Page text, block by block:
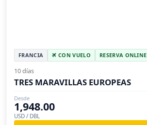
FRANCIA CON VUELO RESERVA ONLINE
10 días
TRES MARAVILLAS EUROPEAS
Desde
1,948.00
USD / DBL